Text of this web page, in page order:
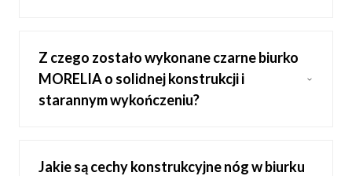
Z czego zostało wykonane czarne biurko
MORELIA o solidnej konstrukcji i
starannym wykończeniu?
Jakie są cechy konstrukcyjne nóg w biurku